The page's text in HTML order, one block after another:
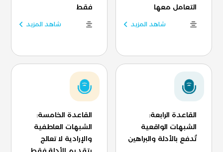
التعامل معها
شاهد المزيد
فقط
شاهد المزيد
القاعدة الرابعة:
الشبهات الواقعية
تُدفع بالأدلة والبراهين
القاعدة الخامسة:
الشبهات العاطفية
والإرادية لا تعالج